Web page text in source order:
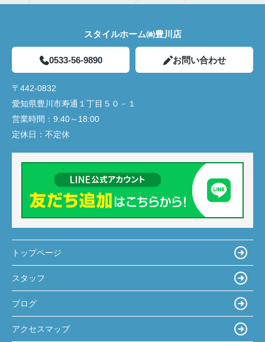
スタイルホーム㈱豊川店
0533-56-9890 お問い合わせ
〒442-0832
愛知県豊川市寿通１丁目５０－１
営業時間： 9:40～18:00
定休日： 不定休
トップページ
スタッフ
ブログ
アクセスマップ